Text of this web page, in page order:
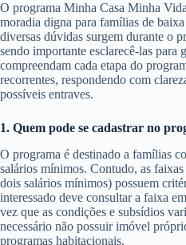
O programa Minha Casa Minha
moradia digna para famílias de
diversas dúvidas surgem durante o
sendo importante esclarecê-las para
compreendam cada etapa do
recorrentes, respondendo com
possíveis entraves.
1. Quem pode se cadastrar no
O programa é destinado a famílias
salários mínimos. Contudo, as
dois salários mínimos) possuem
interessado deve consultar a faixa
vez que as condições e subsídios
necessário não possuir imóvel
programas habitacionais.